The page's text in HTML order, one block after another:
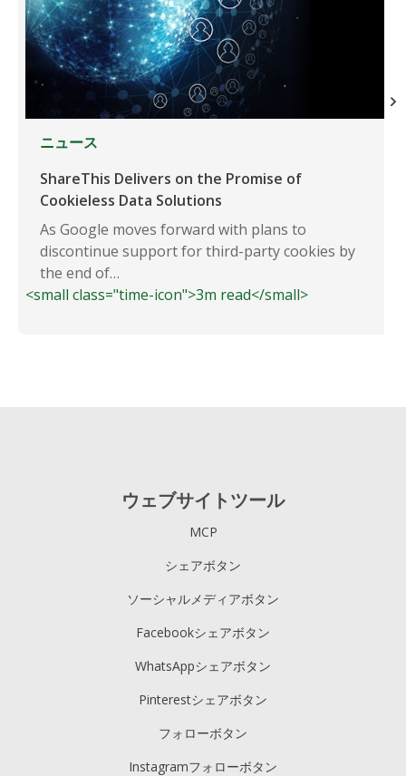
ニュース
ShareThis Delivers on the Promise of
Cookieless Data Solutions
As Google moves forward with plans to
discontinue support for third-party cookies by
the end of…
<small class="time-icon">3m read</small>
ウェブサイトツール
MCP
シェアボタン
ソーシャルメディアボタン
Facebookシェアボタン
WhatsAppシェアボタン
Pinterestシェアボタン
フォローボタン
Instagramフォローボタン